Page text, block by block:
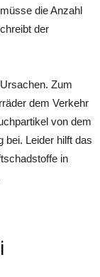
die Anzahl
der
Zum
dem Verkehr
von dem
bei. Leider hilft das
in